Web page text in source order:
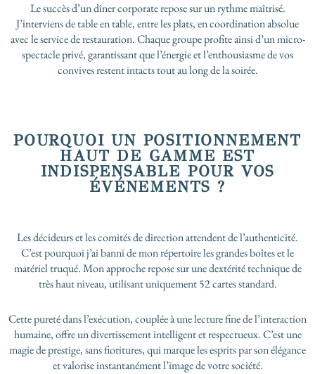
Le succès d’un dîner corporate repose sur un rythme maîtrisé.
J’interviens de table en table, entre les plats, en coordination absolue
avec le service de restauration. Chaque groupe profite ainsi d’un micro-
spectacle privé, garantissant que l’énergie et l’enthousiasme de vos
convives restent intacts tout au long de la soirée.
POURQUOI UN POSITIONNEMENT
HAUT DE GAMME EST
INDISPENSABLE POUR VOS
ÉVÉNEMENTS ?
Les décideurs et les comités de direction attendent de l’authenticité.
C’est pourquoi j’ai banni de mon répertoire les grandes boîtes et le
matériel truqué. Mon approche repose sur une dextérité technique de
très haut niveau, utilisant uniquement 52 cartes standard.
Cette pureté dans l’exécution, couplée à une lecture fine de l’interaction
humaine, offre un divertissement intelligent et respectueux. C’est une
magie de prestige, sans fioritures, qui marque les esprits par son élégance
et valorise instantanément l’image de votre société.